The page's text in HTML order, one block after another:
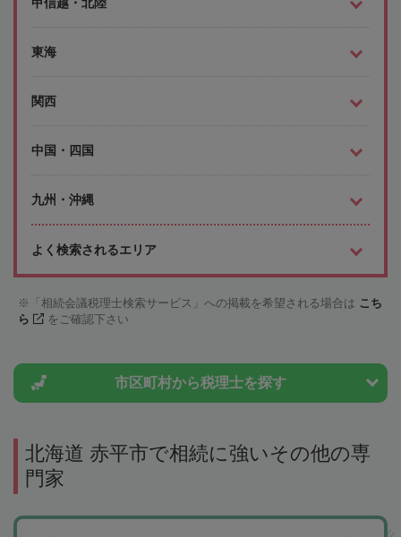
東海
関西
中国・四国
九州・沖縄
よく検索されるエリア
「相続会議税理士検索サービス」への掲載を希望される場合は こち
ら
をご確認下さい
市区町村から税理士を探す
北海道 赤平市で相続に強いその他の専
門家